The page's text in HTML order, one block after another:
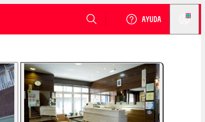
VER DISPONIBILIDAD